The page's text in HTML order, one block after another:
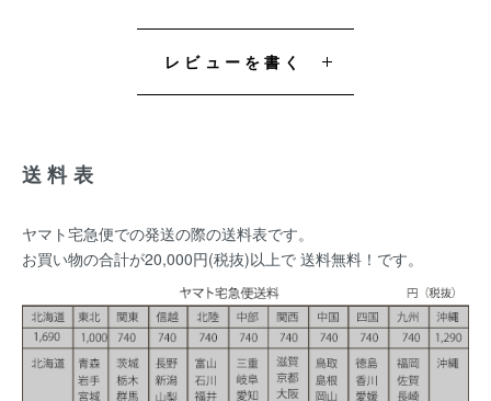
レビューを書く
送料表
ヤマト宅急便での発送の際の送料表です。
お買い物の合計が20,000円(税抜)以上で 送料無料！です。